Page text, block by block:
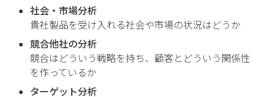
社会・市場分析
貴社製品を受け入れる社会や市場の状況はどうか
競合他社の分析
競合はどういう戦略を持ち、顧客とどういう関係性
を作っているか
ターゲット分析